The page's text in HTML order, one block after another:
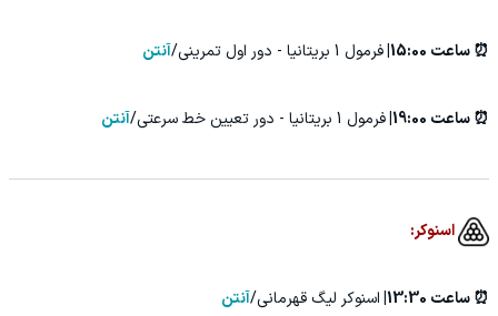
⏰ ساعت 15:00| فرمول 1 بریتانیا - دور اول تمرینی/ آنتن
⏰ ساعت 19:00| فرمول 1 بریتانیا - دور تعیین خط سرعتی/ آنتن
اسنوکر:
⏰ ساعت 13:30| اسنوکر لیگ قهرمانی/آنتن